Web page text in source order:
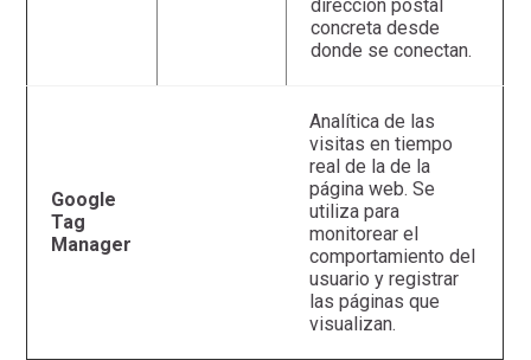
dirección postal
concreta desde
donde se conectan.
Google
Tag
Manager
Analítica de las
visitas en tiempo
real de la de la
página web. Se
utiliza para
monitorear el
comportamiento del
usuario y registrar
las páginas que
visualizan.